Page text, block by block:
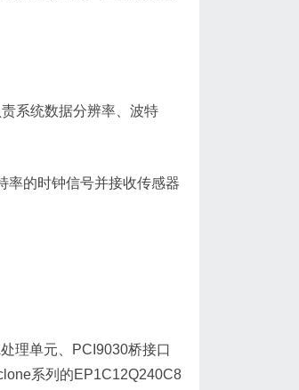
系统数据分辨率、波特
的时钟信号并接收传感器
理单元、PCI9030桥接口
系列的EP1C12Q240C8